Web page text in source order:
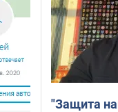
"Защита